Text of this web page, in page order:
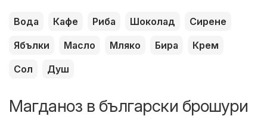
Вода Кафе Риба Шоколад
Сирене
Ябълки
Масло Мляко Бира
Крем
Сол
Душ
Магданоз в български брошури